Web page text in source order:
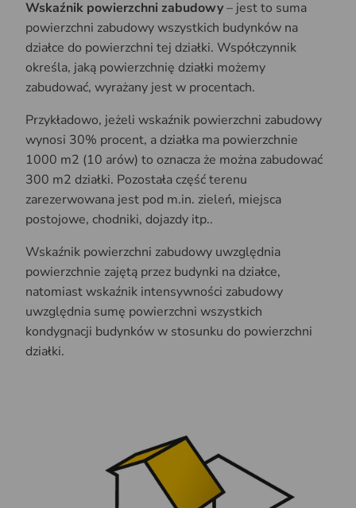
Wskaźnik powierzchni zabudowy– jest to suma
powierzchni zabudowy wszystkich budynków na
działce do powierzchni tej działki. Współczynnik
określa, jaką powierzchnię działki możemy
zabudować, wyrażany jest w procentach.
Przykładowo, jeżeli wskaźnik powierzchni zabudowy
wynosi 30% procent, a działka ma powierzchnie
1000 m2 (10 arów) to oznacza że można zabudować
300 m2 działki. Pozostała część terenu
zarezerwowana jest pod m.in. zieleń, miejsca
postojowe, chodniki, dojazdy itp..
Wskaźnik powierzchni zabudowy uwzględnia
powierzchnie zajętą przez budynki na działce,
natomiast wskaźnik intensywności zabudowy
uwzględnia sumę powierzchni wszystkich
kondygnacji budynków w stosunku do powierzchni
działki.